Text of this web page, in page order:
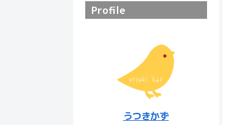
Profile
うつきかず